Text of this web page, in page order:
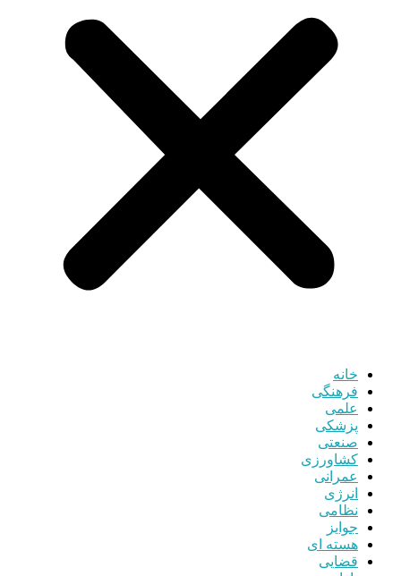
خانه
فرهنگی
علمی
پزشکی
صنعتی
کشاورزی
عمرانی
انرژی
نظامی
جوایز
هسته ای
قضایی